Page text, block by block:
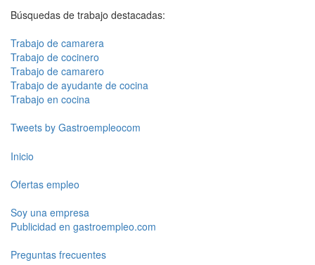
Búsquedas de trabajo destacadas:
Trabajo de camarera
Trabajo de cocinero
Trabajo de camarero
Trabajo de ayudante de cocina
Trabajo en cocina
Tweets by Gastroempleocom
Inicio
Ofertas empleo
Soy una empresa
Publicidad en gastroempleo.com
Preguntas frecuentes